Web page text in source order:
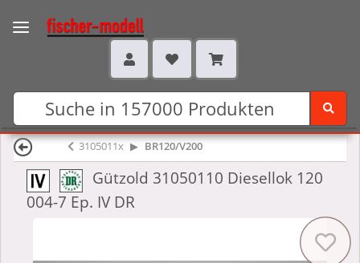
3105011x BR120/V200
Gützold 31050110 Diesellok 120
004-7 Ep. IV DR